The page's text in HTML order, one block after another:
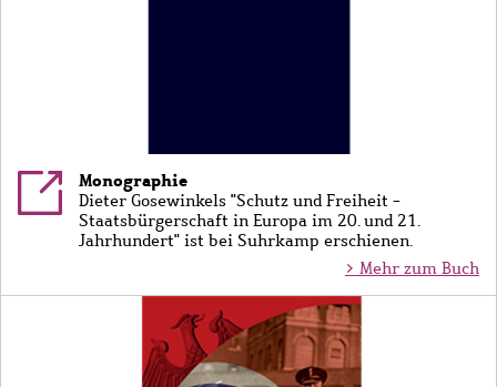
Monographie
Dieter Gosewinkels "Schutz und Freiheit -
Staatsbürgerschaft in Europa im 20. und 21.
Jahrhundert" ist bei Suhrkamp erschienen.
> Mehr zum Buch